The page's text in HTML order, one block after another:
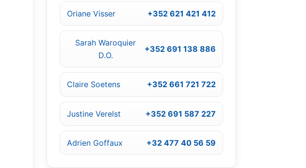
Oriane Visser +352 621 421 412
Sarah Waroquier
D.O.
+352 691 138 886
Claire Soetens +352 661 721 722
Justine Verelst +352 691 587 227
Adrien Goffaux +32 477 40 56 59